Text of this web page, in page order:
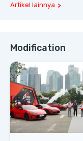
Artikel lainnya
Modification